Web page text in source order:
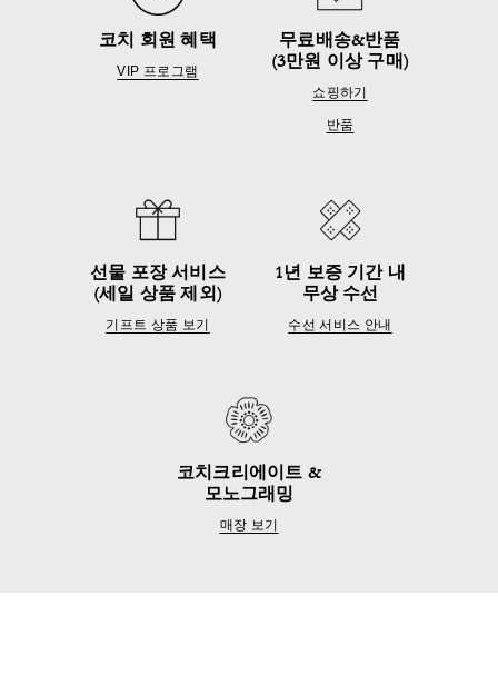
코치 회원 혜택
VIP 프로그램
무료배송&반품
(3만원 이상 구매)
쇼핑하기
반품
선물 포장 서비스
(세일 상품 제외)
기프트 상품 보기
1년 보증 기간 내
무상 수선
수선 서비스 안내
코치크리에이트 &
모노그래밍
매장 보기